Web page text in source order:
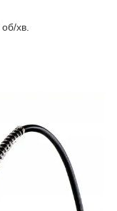
хв.